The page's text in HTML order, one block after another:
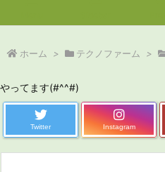
ホーム > テクノファーム >
やってます(#^^#)
Twitter Instagram